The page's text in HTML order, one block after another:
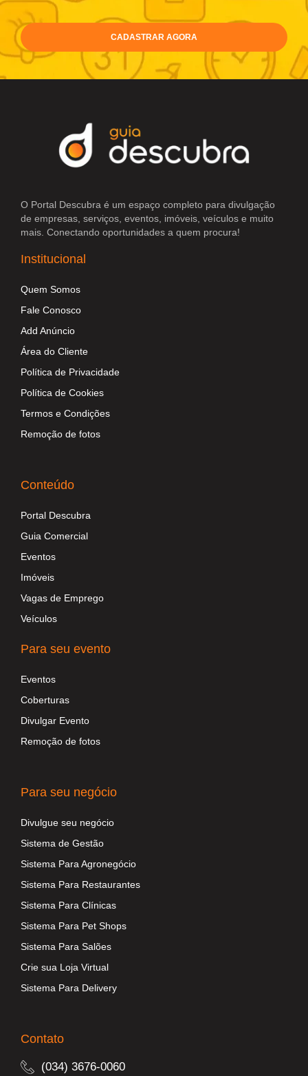
CADASTRAR AGORA
O Portal Descubra é um espaço completo para divulgação
de empresas, serviços, eventos, imóveis, veículos e muito
mais. Conectando oportunidades a quem procura!
Institucional
Quem Somos
Fale Conosco
Add Anúncio
Área do Cliente
Política de Privacidade
Política de Cookies
Termos e Condições
Remoção de fotos
Conteúdo
Portal Descubra
Guia Comercial
Eventos
Imóveis
Vagas de Emprego
Veículos
Para seu evento
Eventos
Coberturas
Divulgar Evento
Remoção de fotos
Para seu negócio
Divulgue seu negócio
Sistema de Gestão
Sistema Para Agronegócio
Sistema Para Restaurantes
Sistema Para Clínicas
Sistema Para Pet Shops
Sistema Para Salões
Crie sua Loja Virtual
Sistema Para Delivery
Contato
(034) 3676-0060